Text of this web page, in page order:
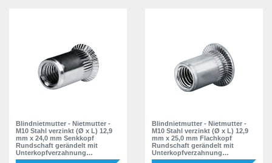
Blindnietmutter - Nietmutter -
M10 Stahl verzinkt (Ø x L) 12,9
mm x 24,0 mm Senkkopf
Rundschaft gerändelt mit
Unterkopfverzahnung
Schaftende offen Einziehmutter
Blindnietmutter - Nietmutter -
M10 Stahl verzinkt (Ø x L) 12,9
mm x 25,0 mm Flachkopf
Rundschaft gerändelt mit
Unterkopfverzahnung
Schaftende offen Einziehmutter